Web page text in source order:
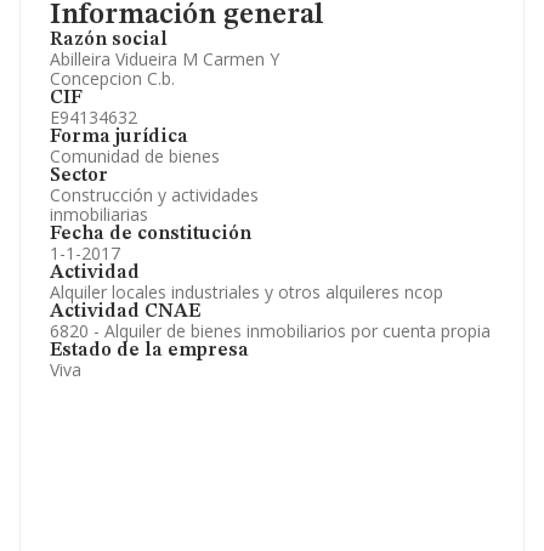
Información general
Razón social
Abilleira Vidueira M Carmen Y
Concepcion C.b.
CIF
E94134632
Forma jurídica
Comunidad de bienes
Sector
Construcción y actividades
inmobiliarias
Fecha de constitución
1-1-2017
Actividad
Alquiler locales industriales y otros alquileres ncop
Actividad CNAE
6820 - Alquiler de bienes inmobiliarios por cuenta propia
Estado de la empresa
Viva
Artículos de prensa publicados sobre la empresa.
Información oficial y registral complementaria.